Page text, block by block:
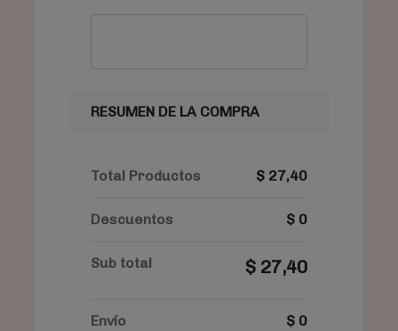
RESUMEN DE LA COMPRA
Total Productos $ 27,40
Descuentos $ 0
Sub total $ 27,40
Envío $ 0